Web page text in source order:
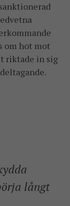
om hot mot
riktade in sig
långt